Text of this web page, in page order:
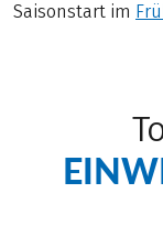
Saisonstart im